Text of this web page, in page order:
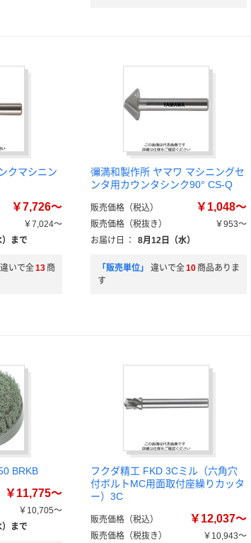
クマシニン
￥7,726～
￥7,024～
まで
違いで全13 商
彌満和製作所 ヤマワ マシニングセ
ンタ用カウンタシンク90° CS-Q
販売価格（税込） ￥1,048～
販売価格（税抜き）
￥953～
お届け日
： 8月12日（水）
「販売単位」 違いで全10 商品ありま
す
BRKB
￥11,775～
￥10,705～
まで
フクダ精工 FKD 3Cミル（六角穴
付ボルトMC用面取付座繰りカッタ
ー）3C
販売価格（税込） ￥12,037～
販売価格（税抜き）
￥10,943～